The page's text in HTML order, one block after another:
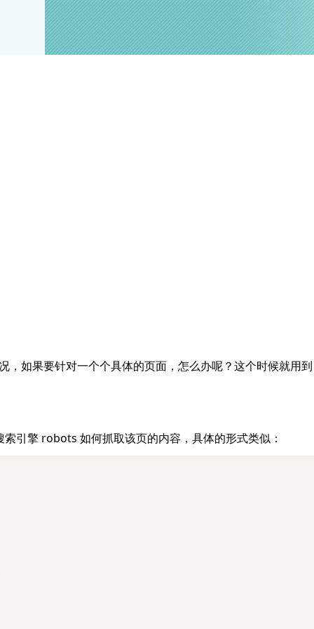
如果要针对一个个具体的页面，怎么办呢？这个时候就用到
引擎 robots 如何抓取该页的内容，具体的形式类似：